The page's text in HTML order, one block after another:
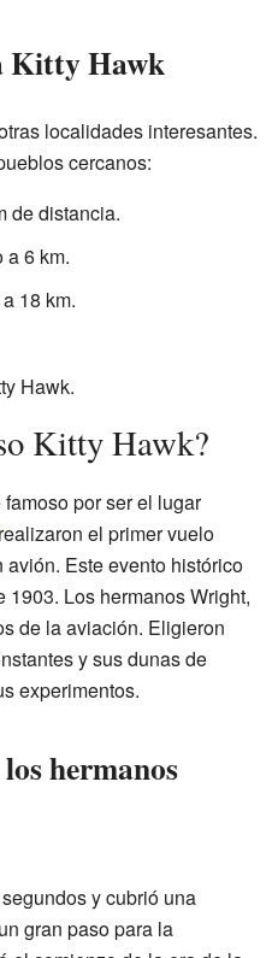
Kitty Hawk
localidades interesantes.
cercanos:
de distancia.
a 6 km.
18 km.
Hawk.
Kitty Hawk?
por ser el lugar
realizaron el primer vuelo
Este evento histórico
Los hermanos Wright,
de la aviación. Eligieron
y sus dunas de
experimentos.
hermanos
y cubrió una
gran paso para la